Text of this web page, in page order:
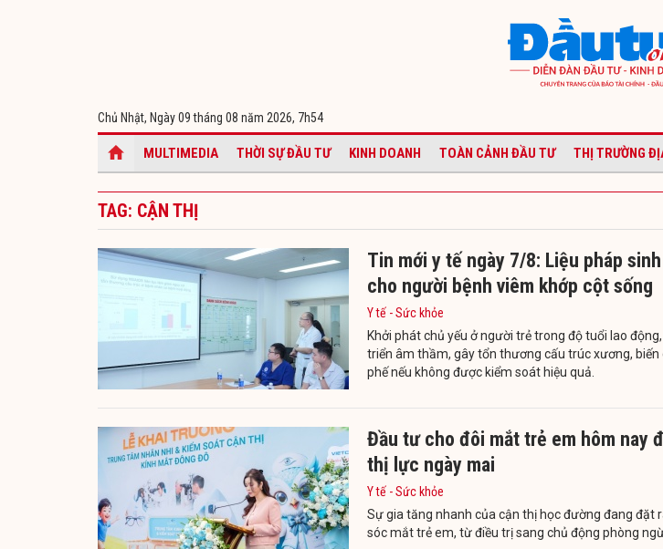
Chủ Nhật, Ngày 09 tháng 08 năm 2026, 7h54
MULTIMEDIA THỜI SỰ ĐẦU TƯ KINH DOANH TOÀN CẢNH ĐẦU TƯ THỊ TRƯỜNG
TAG: CẬN THỊ
Tin mới y tế ngày 7/8: Liệu pháp
cho người bệnh viêm khớp cột sống
Y tế - Sức khỏe
Khởi phát chủ yếu ở người trẻ trong độ tuổi lao
triển âm thầm, gây tổn thương cấu trúc xương,
phế nếu không được kiểm soát hiệu quả.
Đầu tư cho đôi mắt trẻ em hôm nay
thị lực ngày mai
Y tế - Sức khỏe
Sự gia tăng nhanh của cận thị học đường đang đặt
sóc mắt trẻ em, từ điều trị sang chủ động phòng